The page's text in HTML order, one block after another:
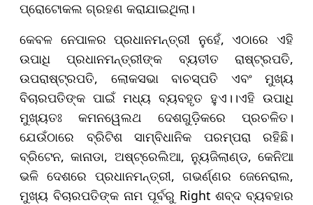
ପ୍ରୋଟୋକଲ ଗ୍ରହଣ କରାଯାଇଥିଲା।
କେବଳ ନେପାଳର ପ୍ରଧାନମନ୍ତ୍ରୀ ନୁହେଁ, ଏଠାରେ ଏହି
ଉପାଧି ପ୍ରଧାନମନ୍ତ୍ରୀଙ୍କ ବ୍ୟତୀତ ରାଷ୍ଟ୍ରପତି,
ଉପରାଷ୍ଟ୍ରପତି, ଲୋକସଭା ବାଚସ୍ପତି ଏବଂ ମୁଖ୍ୟ
ବିଚାରପତିଙ୍କ ପାଇଁ ମଧ୍ୟ ବ୍ୟବହୃତ ହୁଏ।।ଏହି ଉପାଧି
ମୁଖ୍ୟତଃ କମନୱେଲଥ ଦେଶଗୁଡ଼ିକରେ ପ୍ରଚଳିତ।
ଯେଉଁଠାରେ ବ୍ରିଟିଶ ସାମ୍ବିଧାନିକ ପରମ୍ପରା ରହିଛି।
ବ୍ରିଟେନ, କାନାଡା, ଅଷ୍ଟ୍ରେଲିଆ, ନ୍ୟୁଜିଲାଣ୍ଡ, କେନିଆ
ଭଳି ଦେଶରେ ପ୍ରଧାନମନ୍ତ୍ରୀ, ଗଭର୍ଣ୍ଣର ଜେନେରାଲ,
ମୁଖ୍ୟ ବିଚାରପତିଙ୍କ ନାମ ପୂର୍ବରୁ Right ଶବ୍ଦ ବ୍ୟବହାର